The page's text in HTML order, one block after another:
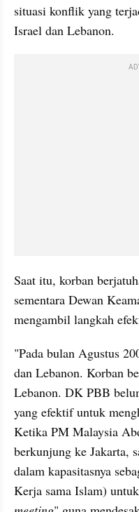
situasi konflik yang
Israel dan Lebanon.
Saat itu, korban
sementara Dewan
mengambil langkah
"Pada bulan Agustus
dan Lebanon. Korban
Lebanon. DK PBB
yang efektif untuk
Ketika PM Malaysia
berkunjung ke Jakarta,
dalam kapasitasnya
Kerja sama Islam)